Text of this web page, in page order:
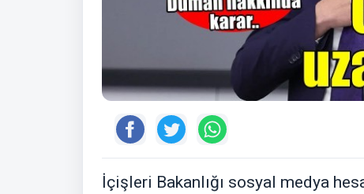
İçişleri Bakanlığı sosyal medya